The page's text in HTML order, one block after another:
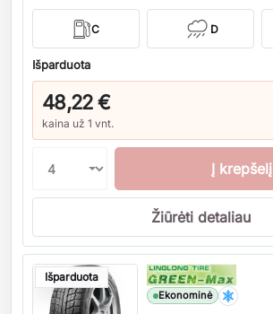
C D
Išparduota
48,22 €
kaina už 1 vnt.
Į krepšelį
Žiūrėti detaliau
Išparduota
Ekonominė
Kiekis